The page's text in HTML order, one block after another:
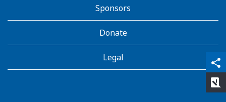
share
qr_code_scanner
content_copy
Sponsors
Donate
Legal
rate_review